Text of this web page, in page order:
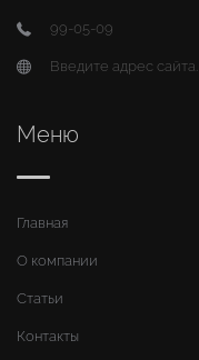
99-05-09
Введите адрес сайта.
Меню
Главная
О компании
Статьи
Контакты